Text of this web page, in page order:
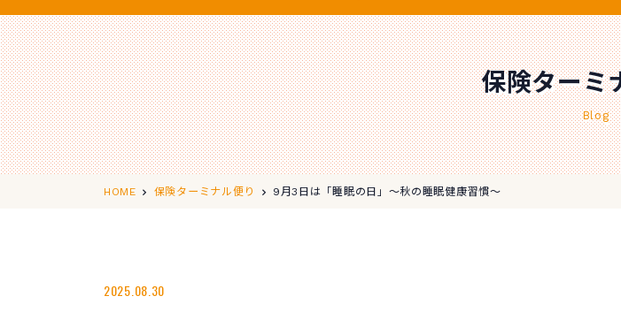
保険ターミ
Blog
HOME 保険ターミナル便り 9月3日は「睡眠の日」～秋の睡眠健康習慣～
2025.08.30